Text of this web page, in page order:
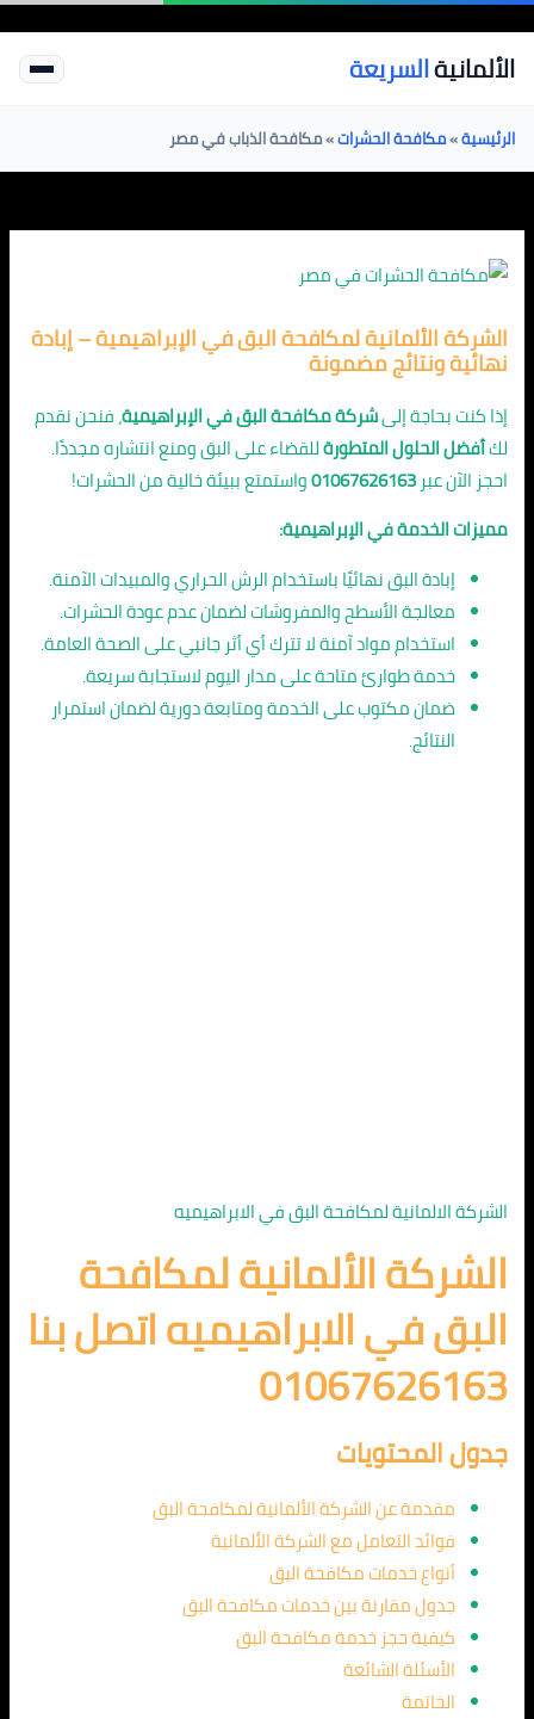
تخطي
المحتوى
الألمانيةالسريعة
الرئيسية»مكافحة الحشرات»مكافحة الذباب في مصر
الشركة الألمانية لمكافحة البق في الإبراهيمية – إبادة
نهائية ونتائج مضمونة
إذا كنت بحاجة إلىشركة مكافحة البق في الإبراهيمية، فنحن نقدم
لكأفضل الحلول المتطورةللقضاء على البق ومنع انتشاره مجددًا.
احجز الآن عبر01067626163واستمتع ببيئة خالية من الحشرات!
مميزات الخدمة في الإبراهيمية:
إبادة البق نهائيًا باستخدام الرش الحراري والمبيدات الآمنة.
معالجة الأسطح والمفروشات لضمان عدم عودة الحشرات.
استخدام مواد آمنة لا تترك أي أثر جانبي على الصحة العامة.
خدمة طوارئ متاحة على مدار اليوم لاستجابة سريعة.
ضمان مكتوب على الخدمة ومتابعة دورية لضمان استمرار
النتائج.
الشركة الالمانية لمكافحة البق في الابراهيميه
الشركة الألمانية لمكافحة
البق في الابراهيميه اتصل بنا
01067626163
جدول المحتويات
مقدمة عن الشركة الألمانية لمكافحة البق
فوائد التعامل مع الشركة الألمانية
أنواع خدمات مكافحة البق
جدول مقارنة بين خدمات مكافحة البق
كيفية حجز خدمة مكافحة البق
الأسئلة الشائعة
الخاتمة